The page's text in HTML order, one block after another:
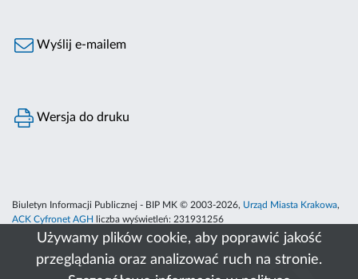
Używamy plików cookie, aby poprawić jakość
przeglądania oraz analizować ruch na stronie.
Wyślij e-mailem
Wersja do druku
Biuletyn Informacji Publicznej - BIP MK © 2003-2026, Urząd Miasta Krakowa,
ACK Cyfronet AGH
liczba wyświetleń: 231931256